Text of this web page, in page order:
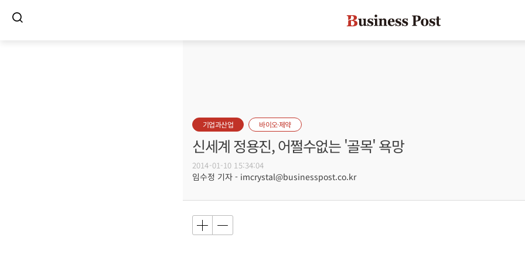
기업과산업 바이오·제약
신세계 정용진, 어쩔수없는 '골목' 욕망
2014-01-10 15:34:04
임수정 기자 - imcrystal@businesspost.co.kr